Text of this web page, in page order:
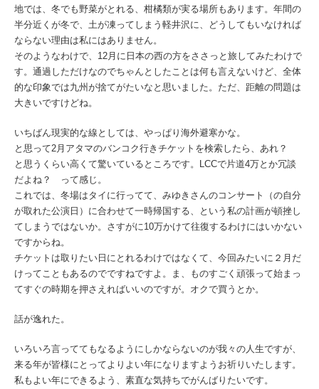
地では、冬でも野菜がとれる、柑橘類が実る場所もあります。年間の
半分近くが冬で、土が凍ってしまう軽井沢に、どうしてもいなければ
ならない理由は私にはありません。
そのようなわけで、12月に日本の西の方をささっと旅してみたわけで
す。通過しただけなのでちゃんとしたことは何も言えないけど、全体
的な印象では九州が捨てがたいなと思いました。ただ、距離の問題は
大きいですけどね。
いちばん現実的な線としては、やっぱり海外避寒かな。
と思って2月アタマのバンコク行きチケットを検索したら、あれ？
と思うくらい高くて驚いているところです。LCCで片道4万とか冗談
だよね？ って感じ。
これでは、冬場はタイに行ってて、みゆきさんのコンサート（の自分
が取れた公演日）に合わせて一時帰国する、という私の計画が頓挫し
てしまうではないか。さすがに10万かけて往復するわけにはいかない
ですからね。
チケットは取りたい日にとれるわけではなくて、今回みたいに２月だ
けってこともあるのでですねですよ。ま、ものすごく頑張って始まっ
てすぐの時期を押さえればいいのですが。オクで買うとか。
話が逸れた。
いろいろ言っててもなるようにしかならないのが我々の人生ですが、
来る年が皆様にとってよりよい年になりますようお祈りいたします。
私もよい年にできるよう、素直な気持ちでがんばりたいです。